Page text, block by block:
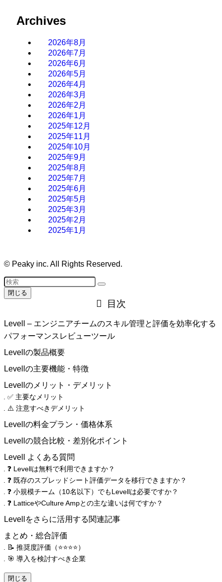
Archives
2026年8月
2026年7月
2026年6月
2026年5月
2026年4月
2026年3月
2026年2月
2026年1月
2025年12月
2025年11月
2025年10月
2025年9月
2025年8月
2025年7月
2025年6月
2025年5月
2025年3月
2025年2月
2025年1月
© Peaky inc. All Rights Reserved.
閉じる
目次
Levell – エンジニアチームのスキル管理と評価を効率化する
パフォーマンスレビューツール
Levellの製品概要
Levellの主要機能・特徴
Levellのメリット・デメリット
✅ 主要なメリット
⚠️ 注意すべきデメリット
Levellの料金プラン・価格体系
Levellの競合比較・差別化ポイント
Levell よくある質問
❓ Levellは無料で利用できますか？
❓ 既存のスプレッドシート評価データを移行できますか？
❓ 小規模チーム（10名以下）でもLevellは必要ですか？
❓ LatticeやCulture Ampとの主な違いは何ですか？
Levellをさらに活用する関連記事
まとめ・総合評価
📝 推奨度評価（⭐️⭐️⭐️⭐️）
🎯 導入を検討すべき企業
閉じる